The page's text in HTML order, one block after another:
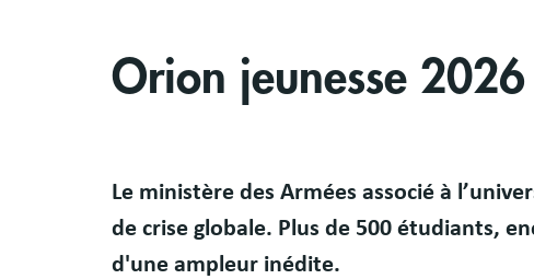
Orion jeunesse
Le ministère des Armées associé à
de crise globale. Plus de 500 étudiants,
d'une ampleur inédite.